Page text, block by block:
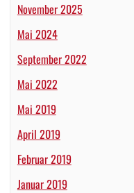
November 2025
Mai 2024
September 2022
Mai 2022
Mai 2019
April 2019
Februar 2019
Januar 2019